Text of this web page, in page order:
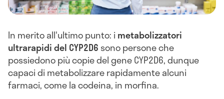
In merito all'ultimo punto: i metabolizzatori
ultrarapidi del CYP2D6 sono persone che
possiedono più copie del gene CYP2D6, dunque
capaci di metabolizzare rapidamente alcuni
farmaci, come la codeina, in morfina.